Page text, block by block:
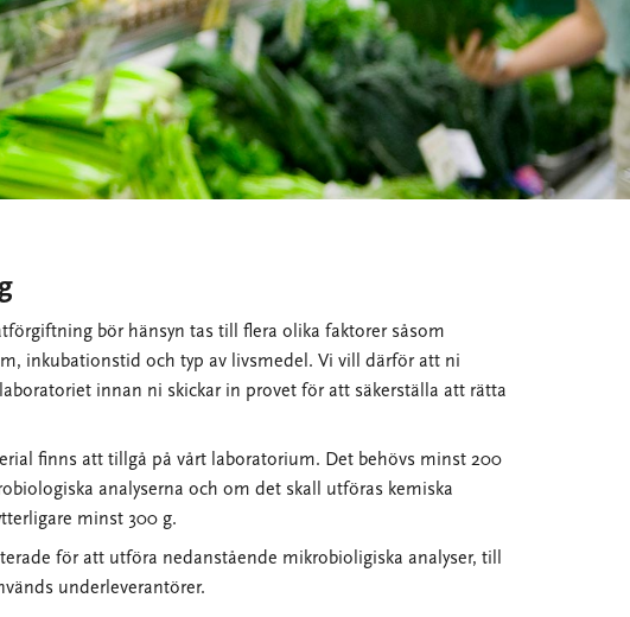
bör hänsyn tas till flera olika faktorer såsom
inkubationstid och typ av livsmedel. Vi vill därför att ni
innan ni skickar in provet för att säkerställa att rätta
finns att tillgå på vårt laboratorium. Det behövs minst 200
analyserna och om det skall utföras kemiska
minst 300 g.
för att utföra nedanstående mikrobioligiska analyser, till
underleverantörer.